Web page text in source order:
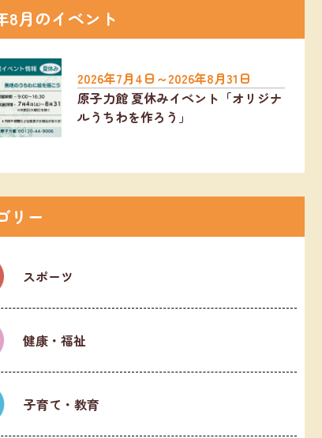
8月のイベント
2026年7月4日～2026年8月31日
原子力館 夏休みイベント「オリジナ
ルうちわを作ろう」
リー
スポーツ
健康・福祉
子育て・教育